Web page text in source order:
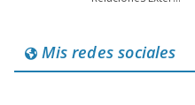
Mis redes sociales